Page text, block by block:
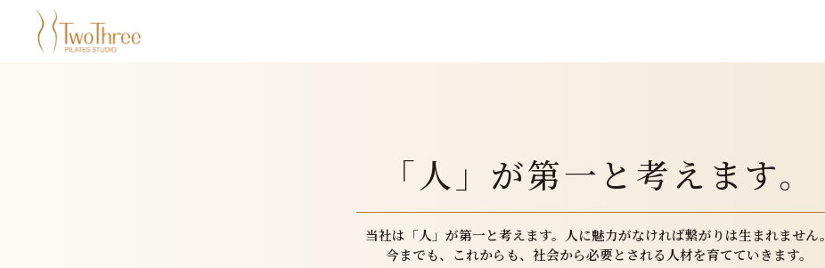
「人」が第一と考えます。
当社は「人」が第一と考えます。 人に魅力がなければ繋がりは生まれません。
今までも、これからも、 社会から必要とされる人材を育てていきます。